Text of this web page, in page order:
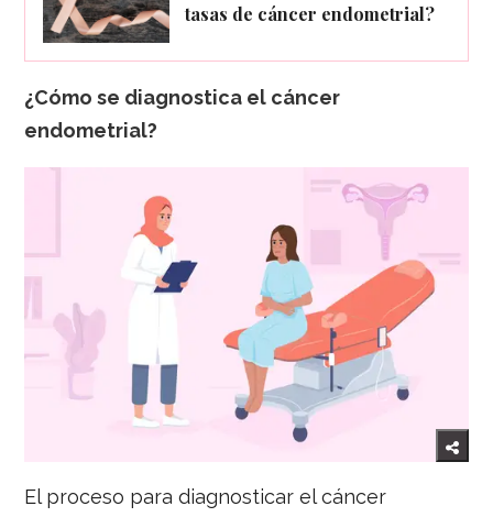
tasas de cáncer endometrial?
¿Cómo se diagnostica el cáncer
endometrial?
El proceso para diagnosticar el cáncer